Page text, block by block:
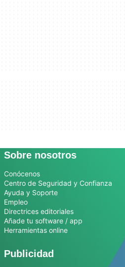
Sobre nosotros
Conócenos
Centro de Seguridad y Confianza
Ayuda y Soporte
Empleo
Directrices editoriales
Añade tu software / app
Herramientas online
Publicidad